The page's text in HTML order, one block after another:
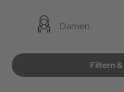
Damen
Filtern